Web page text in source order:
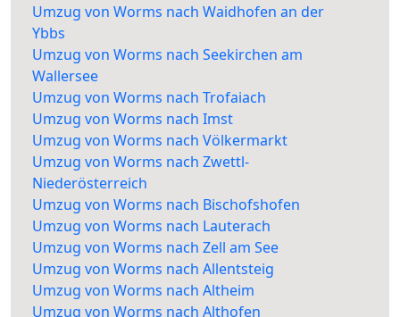
Umzug von Worms nach Waidhofen an der
Ybbs
Umzug von Worms nach Seekirchen am
Wallersee
Umzug von Worms nach Trofaiach
Umzug von Worms nach Imst
Umzug von Worms nach Völkermarkt
Umzug von Worms nach Zwettl-
Niederösterreich
Umzug von Worms nach Bischofshofen
Umzug von Worms nach Lauterach
Umzug von Worms nach Zell am See
Umzug von Worms nach Allentsteig
Umzug von Worms nach Altheim
Umzug von Worms nach Althofen